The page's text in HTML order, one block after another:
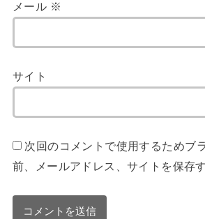
メール ※
サイト
次回のコメントで使用するためブ
前、メールアドレス、サイトを保存す